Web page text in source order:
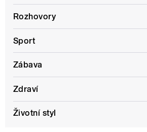
Rozhovory
Sport
Zábava
Zdraví
Životní styl